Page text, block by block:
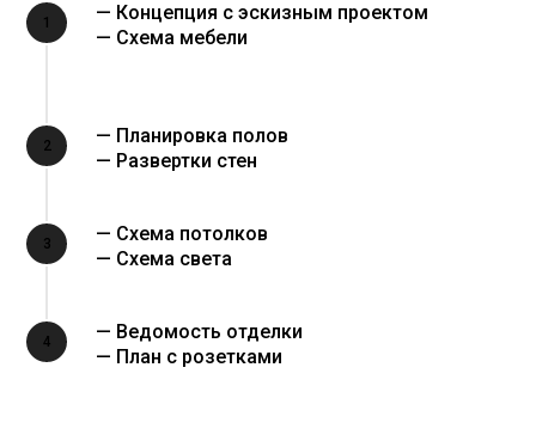
1
— Концепция с эскизным проектом
— Схема мебели
2
— Планировка полов
— Развертки стен
3
— Схема потолков
— Схема света
4
— Ведомость отделки
— План с розетками